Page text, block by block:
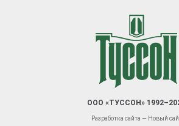
ООО «ТУССОН»
Разработка сайта — Новый